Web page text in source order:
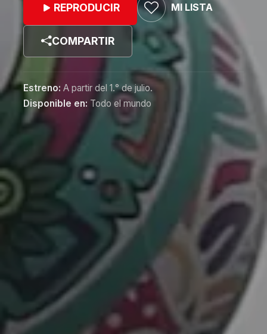
REPRODUCIR MI LISTA
COMPARTIR
Estreno: A partir del 1.° de julio.
Disponible en: Todo el mundo